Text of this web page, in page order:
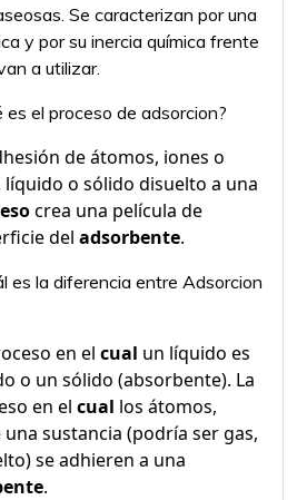
Se caracterizan por una
y por su inercia química frente
a utilizar.
es el proceso de adsorcion?
de átomos, iones o
líquido o sólido disuelto a una
crea una película de
del adsorbente.
es la diferencia entre Adsorcion
en el cual un líquido es
o un sólido (absorbente). La
en el cual los átomos,
sustancia (podría ser gas,
se adhieren a una
.